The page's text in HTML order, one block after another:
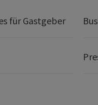
für Gastgeber